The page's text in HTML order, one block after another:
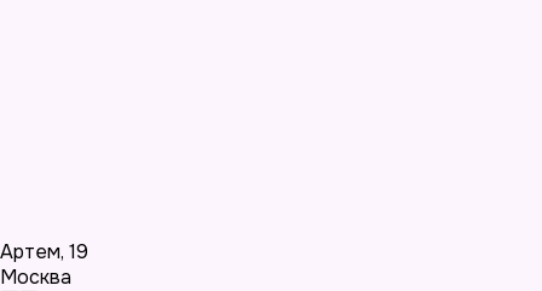
Артем, 19
Москва